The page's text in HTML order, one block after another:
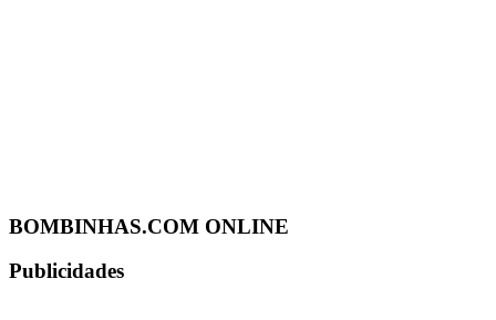
BOMBINHAS.COM ONLINE
Publicidades